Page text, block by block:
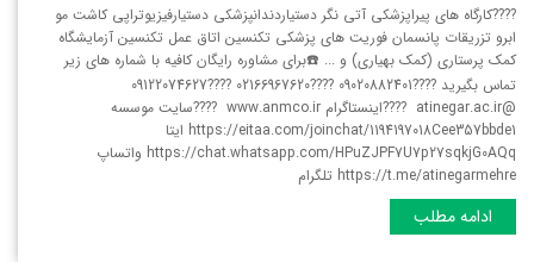
????کارگاه های پیراپزشکی آتی نگر دستیاردندانپزشکی دستیارفیزیوتراپی کاشت مو
ابرو تزریقات پانسمان فوریت های پزشکی تکنسین اتاق عمل تکنسین آزمایشگاه
کمک پرستاری (کمک بهیاری) و ... ☎️برای مشاوره رایگان کافیه با شماره های زیر
تماس بگیرید ????09020882401 ????02166967620 ????09122074627
@atinegar.ac.ir ????اینستاگرام www.anmco.ir ????سایت موسسه
https://eitaa.com/joinchat/1194197018Cee357bbde1 ایتا
https://chat.whatsapp.com/HPuZJPF7U7p27sqkjG0AQq واتساپ
https://t.me/atinegarmehre تلگرام
ادامه مطلب